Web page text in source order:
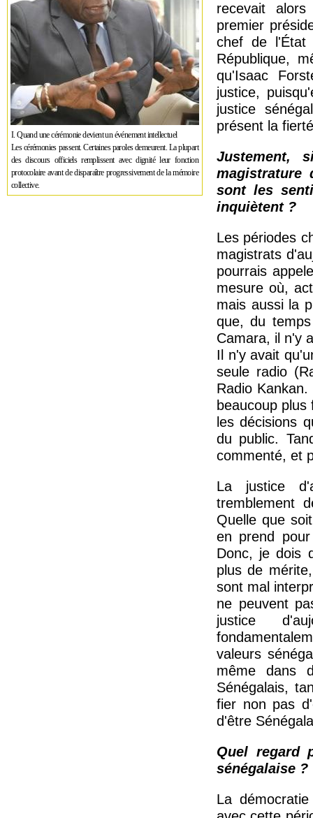
I. Quand une cérémonie devient un événement intellectuel
Les cérémonies passent. Certaines paroles demeurent. La plupart
des discours officiels remplissent avec dignité leur fonction
protocolaire avant de disparaître progressivement de la mémoire
collective.
recevait
premier
chef de l'État
République,
qu'Isaac
justice,
justice
présent la
Justement,
magistrature
sont les
inquiètent ?
Les périodes
magistrats
pourrais
mesure où,
mais aussi la
que, du
Camara, il n'y
Il n'y avait
seule radio
Radio
beaucoup
les décisions
du public.
commenté, et
La justice
tremblement
Quelle que
en prend
Donc, je dois
plus de
sont mal
ne peuvent
justice
valeurs
même dans
Sénégalais,
fier non pas
d'être
Quel regard
sénégalaise ?
La